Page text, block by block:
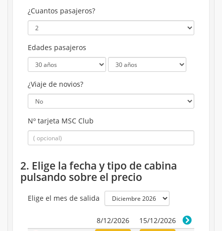
¿Cuantos pasajeros?
Edades pasajeros
¿Viaje de novios?
Nº tarjeta MSC Club
2. Elige la fecha y tipo de cabina
pulsando sobre el precio
Elige el mes de salida
8/12/2026
15/12/2026